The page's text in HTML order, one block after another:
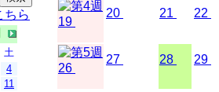
土
4
11
19
20 21 22
26
27 28 29